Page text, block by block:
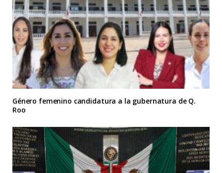
Género femenino candidatura a la gubernatura de Q.
Roo